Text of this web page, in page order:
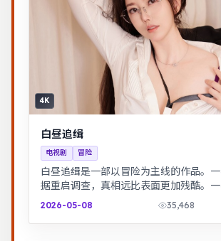
4K
白昼追缉
电视剧 冒险
白昼追缉是一部以冒险为主线的作品。
据重启调查，真相远比表面更加残酷。一
据重启调查，真相远比表面更加残酷。
2026-05-08 35,468